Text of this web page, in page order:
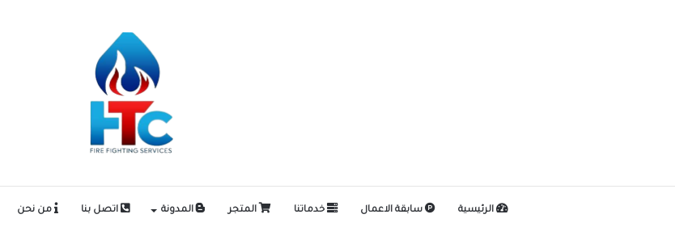
الرئيسية سابقة الاعمال خدماتنا المتجر المدونة اتصل بنا من نحن